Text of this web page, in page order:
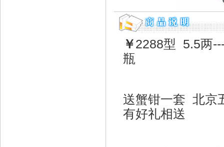
￥2288型 5.5两
瓶
送蟹钳一套 北京
有好礼相送